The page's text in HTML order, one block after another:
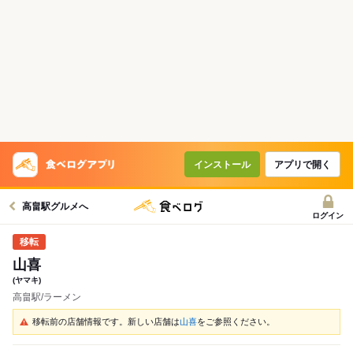
インストール アプリで開く
高畠駅グルメへ
ログイン
山喜
(ヤマキ)
高畠駅/ラーメン
移転前の店舗情報です。新しい店舗は山喜をご参照ください。